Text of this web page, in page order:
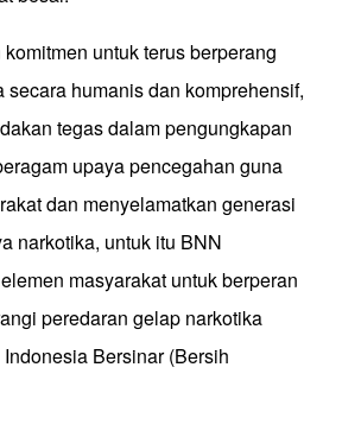
untuk terus berperang
secara humanis dan komprehensif,
tegas dalam pengungkapan
upaya pencegahan guna
dan menyelamatkan generasi
narkotika, untuk itu BNN
masyarakat untuk berperan
peredaran gelap narkotika
Bersinar (Bersih